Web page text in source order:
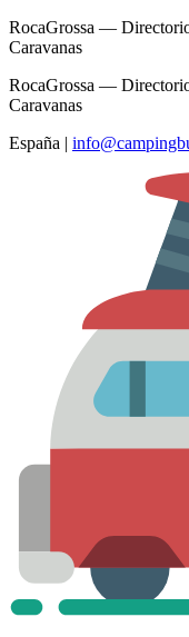
RocaGrossa —
Caravanas
RocaGrossa —
Caravanas
España |